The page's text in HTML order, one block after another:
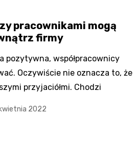
pracownikami mogą
firmy
pozytywna, współpracownicy
Oczywiście nie oznacza to, że
przyjaciółmi. Chodzi
2022